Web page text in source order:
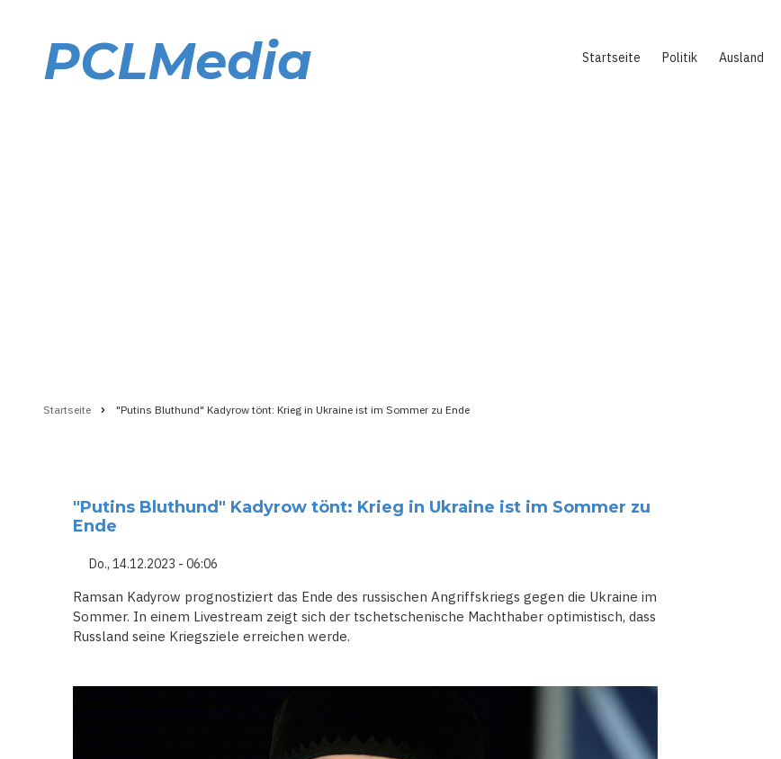
PCLMedia Startseite Politik Ausland
Startseite "Putins Bluthund" Kadyrow tönt: Krieg in Ukraine ist im Sommer zu Ende
"Putins Bluthund" Kadyrow tönt: Krieg in Ukraine ist im Sommer zu
Ende
Do., 14.12.2023 - 06:06
Ramsan Kadyrow prognostiziert das Ende des russischen Angriffskriegs gegen die Ukraine im
Sommer. In einem Livestream zeigt sich der tschetschenische Machthaber optimistisch, dass
Russland seine Kriegsziele erreichen werde.